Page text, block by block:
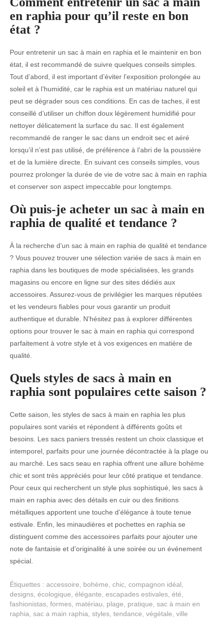
en raphia pour qu’il reste en bon
état ?
Pour entretenir un sac à main en raphia et le maintenir en bon
état, il est recommandé de suivre quelques conseils simples.
Tout d’abord, il est important d’éviter l’exposition prolongée au
soleil et à l’humidité, car le raphia est un matériau naturel qui
peut se dégrader sous ces conditions. En cas de taches, il est
conseillé d’utiliser un chiffon doux légèrement humidifié pour
nettoyer délicatement la surface du sac. Il est également
recommandé de ranger le sac dans un endroit sec et aéré
lorsqu’il n’est pas utilisé, de préférence à l’abri de la poussière
et de la lumière directe. En suivant ces conseils simples, vous
pourrez prolonger la durée de vie de votre sac à main en raphia
et conserver son aspect impeccable pour longtemps.
Où puis-je acheter un sac à main en
raphia de qualité et tendance ?
À la recherche d’un sac à main en raphia de qualité et tendance
? Vous pouvez trouver une sélection variée de sacs à main en
raphia dans les boutiques de mode spécialisées, les grands
magasins ou encore en ligne sur des sites dédiés aux
accessoires. Assurez-vous de privilégier les marques réputées
et les vendeurs fiables pour vous garantir un produit
authentique et durable. N’hésitez pas à explorer différentes
options pour trouver le sac à main en raphia qui correspond
parfaitement à votre style et à vos exigences en matière de
qualité.
Quels styles de sacs à main en
raphia sont populaires cette saison ?
Cette saison, les styles de sacs à main en raphia les plus
populaires sont variés et répondent à différents goûts et
besoins. Les sacs paniers tressés restent un choix classique et
intemporel, parfaits pour une journée décontractée à la plage ou
au marché. Les sacs seau en raphia offrent une allure bohème
chic et sont très appréciés pour leur côté pratique et tendance.
Pour ceux qui recherchent un style plus sophistiqué, les sacs à
main en raphia avec des détails en cuir ou des finitions
métalliques apportent une touche d’élégance à toute tenue
estivale. Enfin, les minaudières et pochettes en raphia se
distinguent comme des accessoires parfaits pour ajouter une
note de fantaisie et d’originalité à une soirée ou un événement
spécial.
Étiquettes : accessoire bohème chic compagnon idéal
designs écologique élégante escapades estivales été
fashionistas formes matériau plage pratique sac à main en
raphia sac a main raphia styles tendance végétale ville